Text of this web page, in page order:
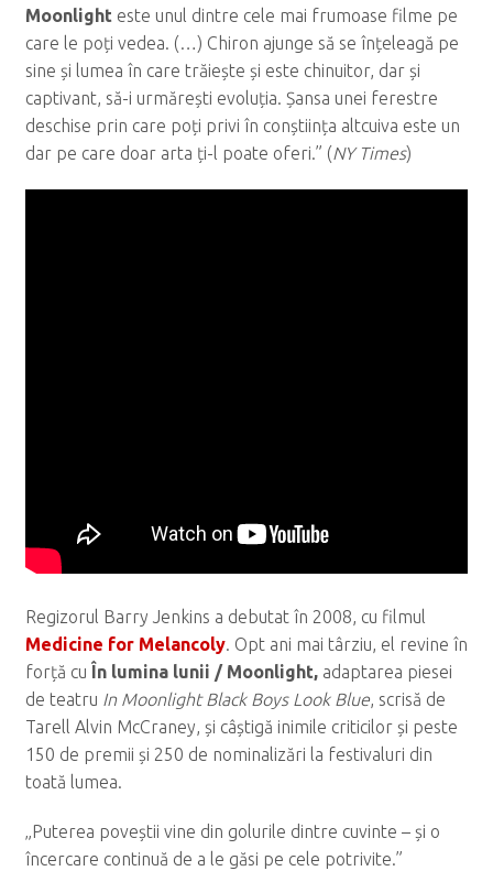
Moonlighteste unul dintre cele mai frumoase filme pe
care le poți vedea. (…) Chiron ajunge să se înțeleagă pe
sine și lumea în care trăiește și este chinuitor, dar și
captivant, să-i urmărești evoluția. Șansa unei ferestre
deschise prin care poți privi în conștiința altcuiva este un
dar pe care doar arta ți-l poate oferi.” (NY Times)
Regizorul Barry Jenkins a debutat în 2008, cu filmul
Medicine for Melancoly. Opt ani mai târziu, el revine în
forță cu În lumina lunii / Moonlight, adaptarea piesei
de teatru In Moonlight Black Boys Look Blue, scrisă de
Tarell Alvin McCraney, și câștigă inimile criticilor și peste
150 de premii și 250 de nominalizări la festivaluri din
toată lumea.
„Puterea poveștii vine din golurile dintre cuvinte – și o
încercare continuă de a le găsi pe cele potrivite.”